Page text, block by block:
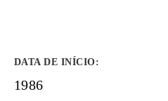
DATA DE INÍCIO:
1986